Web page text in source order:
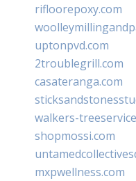
rifloorepoxy.com
uptonpvd.com
2troublegrill.com
casateranga.com
walkers-
shopmossi.com
mxpwellness.com